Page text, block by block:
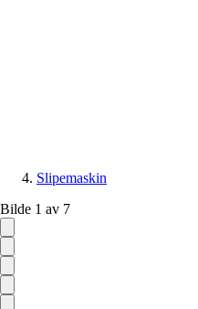
Slipemaskin
Bilde 1 av 7